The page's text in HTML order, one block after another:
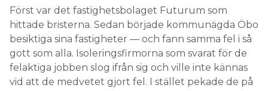
Först var det fastighetsbolaget Futurum som
hittade bristerna. Sedan började kommunägda Öbo
besiktiga sina fastigheter — och fann samma fel i så
gott som alla. Isoleringsfirmorna som svarat för de
felaktiga jobben slog ifrån sig och ville inte kännas
vid att de medvetet gjort fel. I stället pekade de på